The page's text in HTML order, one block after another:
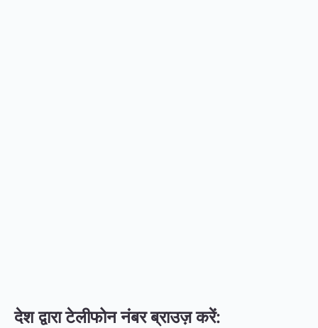
देश द्वारा टेलीफोन नंबर ब्राउज़ करें: